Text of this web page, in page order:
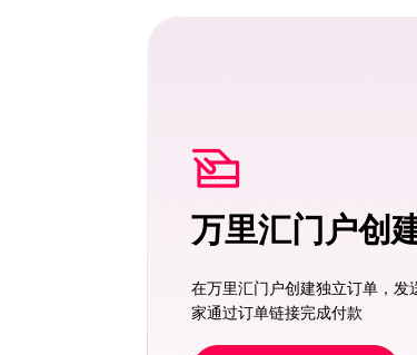
万里汇门户创
在万里汇门户创建独立订单，发
家通过订单链接完成付款